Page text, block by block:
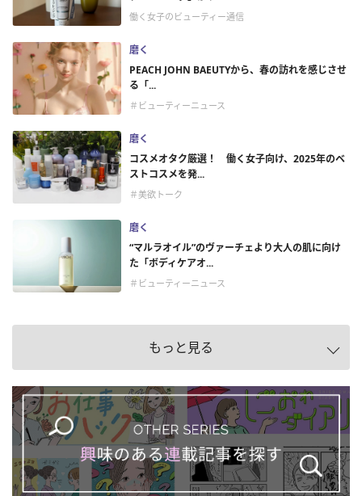
働く女子のビューティー通信
磨く
PEACH JOHN BAEUTYから、春の訪れを感じさせ
る「...
＃ビューティーニュース
磨く
コスメオタク厳選！ 働く女子向け、2025年のベ
ストコスメを発...
＃美欲トーク
磨く
“マルラオイル”のヴァーチェより大人の肌に向け
た「ボディケアオ...
＃ビューティーニュース
もっと見る